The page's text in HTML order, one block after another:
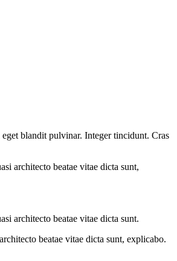
blandit pulvinar. Integer tincidunt. Cras
architecto beatae vitae dicta sunt,
architecto beatae vitae dicta sunt.
beatae vitae dicta sunt, explicabo.